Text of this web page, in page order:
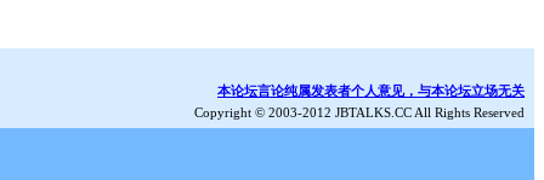
本论坛言论纯属发表者个人意见，与本论坛立场无关
Copyright © 2003-2012 JBTALKS.CC All Rights Reserved